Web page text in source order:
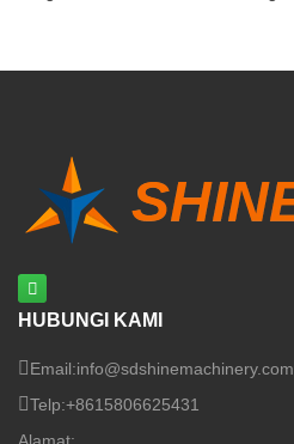
HUBUNGI KAMI
Email:info@sdshinemachinery.com
Telp:+8615806625431